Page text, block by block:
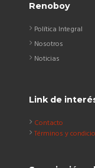
Renoboy
Política Integral
Nosotros
Noticias
Link de
Contacto
Términos y